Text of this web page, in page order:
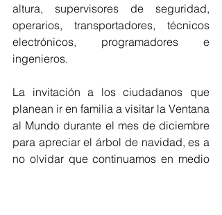
altura, supervisores de seguridad,
operarios, transportadores, técnicos
electrónicos, programadores e
ingenieros.
La invitación a los ciudadanos que
planean ir en familia a visitar la Ventana
al Mundo durante el mes de diciembre
para apreciar el árbol de navidad, es a
no olvidar que continuamos en medio